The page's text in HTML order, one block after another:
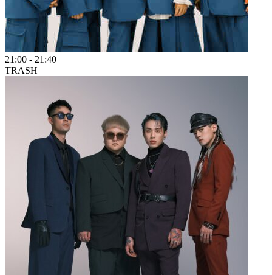
21:00 - 21:40
TRASH